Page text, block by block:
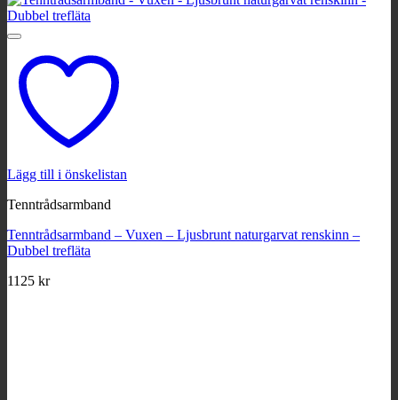
Lägg till i önskelistan
Tenntrådsarmband
Tenntrådsarmband – Vuxen – Ljusbrunt naturgarvat renskinn –
Dubbel trefläta
1125 kr